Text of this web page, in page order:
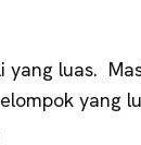
yang luas.
yang